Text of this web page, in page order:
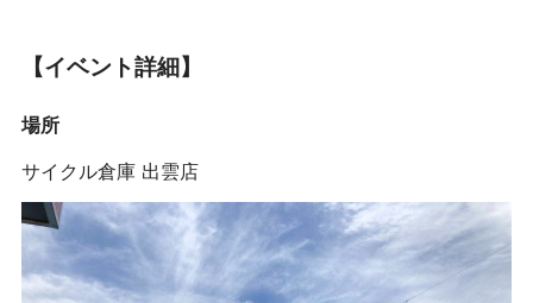
【イベント詳細】
場所
サイクル倉庫 出雲店